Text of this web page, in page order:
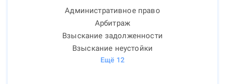
Административное право
Арбитраж
Взыскание задолженности
Взыскание неустойки
Ещё 12